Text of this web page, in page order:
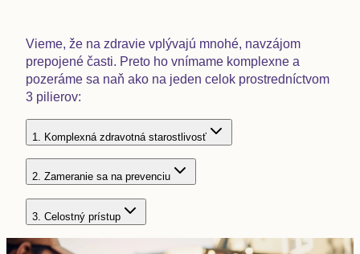
Vieme, že na zdravie vplývajú mnohé, navzájom
prepojené časti. Preto ho vnímame komplexne a
pozeráme sa naň ako na jeden celok prostredníctvom
3 pilierov:
1. Komplexná zdravotná starostlivosť
2. Zameranie sa na prevenciu
3 Celostný prístup